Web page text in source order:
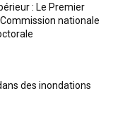
: Le Premier
nationale
des inondations